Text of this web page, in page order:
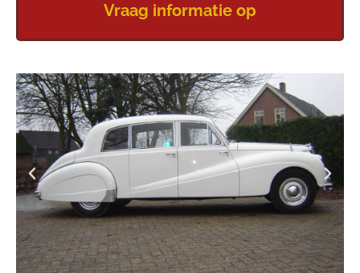
Vraag informatie op